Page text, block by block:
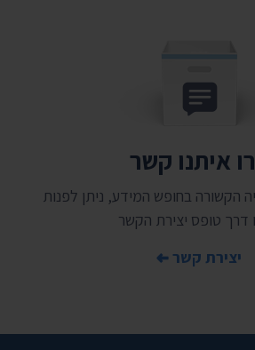
איתנו קשר
הקשורה בחופש המידע, ניתן לפנות
דרך טופס יצירת הקשר
יצירת קשר